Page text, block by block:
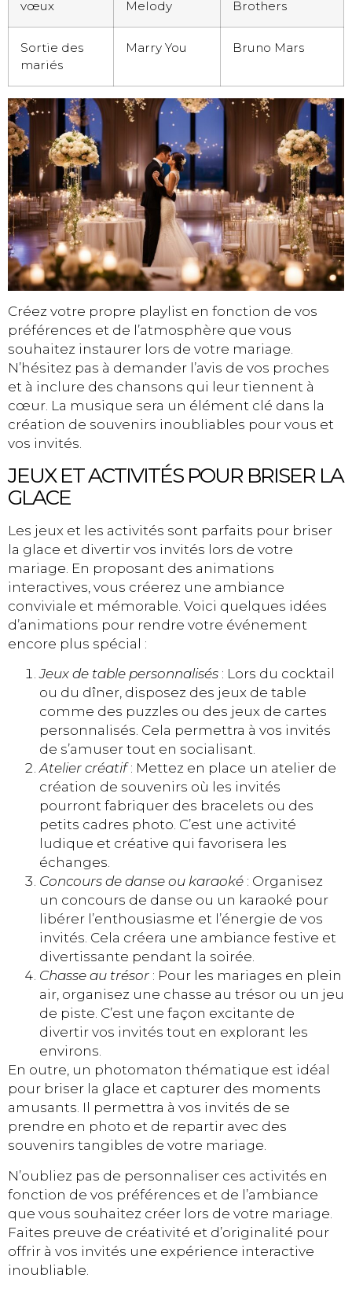
vœux Melody Brothers
Sortie des
mariés
Marry You Bruno Mars
Créez votre propre playlist en fonction de vos
préférences et de l’atmosphère que vous
souhaitez instaurer lors de votre mariage.
N’hésitez pas à demander l’avis de vos proches
et à inclure des chansons qui leur tiennent à
cœur. La musique sera un élément clé dans la
création de souvenirs inoubliables pour vous et
vos invités.
JEUX ET ACTIVITÉS POUR BRISER LA
GLACE
Les jeux et les activités sont parfaits pour briser
la glace et divertir vos invités lors de votre
mariage. En proposant des animations
interactives, vous créerez une ambiance
conviviale et mémorable. Voici quelques idées
d’animations pour rendre votre événement
encore plus spécial :
Jeux de table personnalisés : Lors du cocktail
ou du dîner, disposez des jeux de table
comme des puzzles ou des jeux de cartes
personnalisés. Cela permettra à vos invités
de s’amuser tout en socialisant.
Atelier créatif: Mettez en place un atelier de
création de souvenirs où les invités
pourront fabriquer des bracelets ou des
petits cadres photo. C’est une activité
ludique et créative qui favorisera les
échanges.
Concours de danse ou karaoké : Organisez
un concours de danse ou un karaoké pour
libérer l’enthousiasme et l’énergie de vos
invités. Cela créera une ambiance festive et
divertissante pendant la soirée.
Chasse au trésor : Pour les mariages en plein
air, organisez une chasse au trésor ou un jeu
de piste. C’est une façon excitante de
divertir vos invités tout en explorant les
environs.
En outre, un photomaton thématique est idéal
pour briser la glace et capturer des moments
amusants. Il permettra à vos invités de se
prendre en photo et de repartir avec des
souvenirs tangibles de votre mariage.
N’oubliez pas de personnaliser ces activités en
fonction de vos préférences et de l’ambiance
que vous souhaitez créer lors de votre mariage.
Faites preuve de créativité et d’originalité pour
offrir à vos invités une expérience interactive
inoubliable.